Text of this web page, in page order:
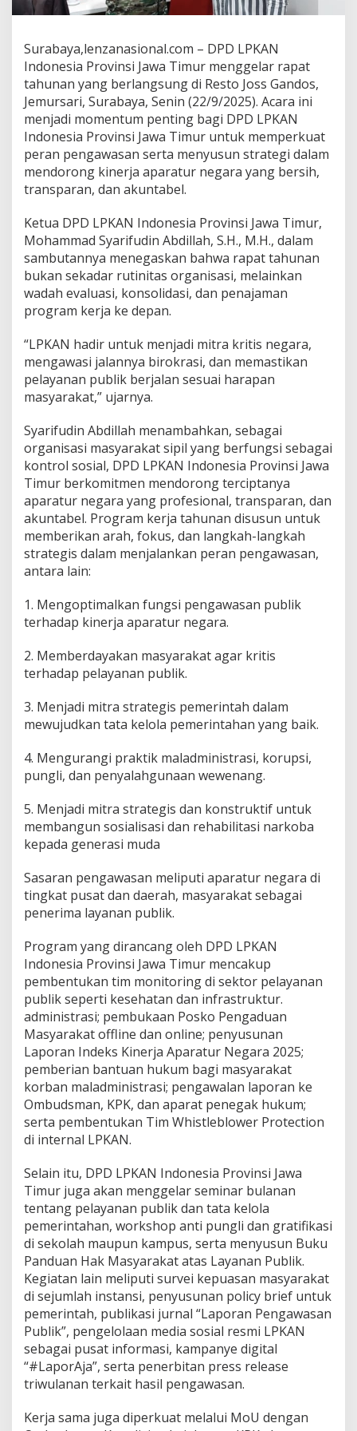
g
k
a
r
P
r
a
k
t
k
e
n
y
l
a
u
n
a
a
e
e
n
a
n
g
Surabaya,lenzanasional.com – DPD LPKAN
Indonesia Provinsi Jawa Timur menggelar rapat
tahunan yang berlangsung di Resto Joss Gandos,
Jemursari, Surabaya, Senin (22/9/2025). Acara ini
menjadi momentum penting bagi DPD LPKAN
Indonesia Provinsi Jawa Timur untuk memperkuat
peran pengawasan serta menyusun strategi dalam
mendorong kinerja aparatur negara yang bersih,
transparan, dan akuntabel.
Ketua DPD LPKAN Indonesia Provinsi Jawa Timur,
Mohammad Syarifudin Abdillah, S.H., M.H., dalam
sambutannya menegaskan bahwa rapat tahunan
bukan sekadar rutinitas organisasi, melainkan
wadah evaluasi, konsolidasi, dan penajaman
program kerja ke depan.
“LPKAN hadir untuk menjadi mitra kritis negara,
mengawasi jalannya birokrasi, dan memastikan
pelayanan publik berjalan sesuai harapan
masyarakat,” ujarnya.
Syarifudin Abdillah menambahkan, sebagai
organisasi masyarakat sipil yang berfungsi sebagai
kontrol sosial, DPD LPKAN Indonesia Provinsi Jawa
Timur berkomitmen mendorong terciptanya
aparatur negara yang profesional, transparan, dan
akuntabel. Program kerja tahunan disusun untuk
memberikan arah, fokus, dan langkah-langkah
strategis dalam menjalankan peran pengawasan,
antara lain:
1. Mengoptimalkan fungsi pengawasan publik
terhadap kinerja aparatur negara.
2. Memberdayakan masyarakat agar kritis
terhadap pelayanan publik.
3. Menjadi mitra strategis pemerintah dalam
mewujudkan tata kelola pemerintahan yang baik.
4. Mengurangi praktik maladministrasi, korupsi,
pungli, dan penyalahgunaan wewenang.
5. Menjadi mitra strategis dan konstruktif untuk
membangun sosialisasi dan rehabilitasi narkoba
kepada generasi muda
Sasaran pengawasan meliputi aparatur negara di
tingkat pusat dan daerah, masyarakat sebagai
penerima layanan publik.
Program yang dirancang oleh DPD LPKAN
Indonesia Provinsi Jawa Timur mencakup
pembentukan tim monitoring di sektor pelayanan
publik seperti kesehatan dan infrastruktur.
administrasi; pembukaan Posko Pengaduan
Masyarakat offline dan online; penyusunan
Laporan Indeks Kinerja Aparatur Negara 2025;
pemberian bantuan hukum bagi masyarakat
korban maladministrasi; pengawalan laporan ke
Ombudsman, KPK, dan aparat penegak hukum;
serta pembentukan Tim Whistleblower Protection
di internal LPKAN.
Selain itu, DPD LPKAN Indonesia Provinsi Jawa
Timur juga akan menggelar seminar bulanan
tentang pelayanan publik dan tata kelola
pemerintahan, workshop anti pungli dan gratifikasi
di sekolah maupun kampus, serta menyusun Buku
Panduan Hak Masyarakat atas Layanan Publik.
Kegiatan lain meliputi survei kepuasan masyarakat
di sejumlah instansi, penyusunan policy brief untuk
pemerintah, publikasi jurnal “Laporan Pengawasan
Publik”, pengelolaan media sosial resmi LPKAN
sebagai pusat informasi, kampanye digital
“#LaporAja”, serta penerbitan press release
triwulanan terkait hasil pengawasan.
Kerja sama juga diperkuat melalui MoU dengan